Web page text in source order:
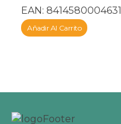
EAN: 8414580004631
Añadir Al Carrito